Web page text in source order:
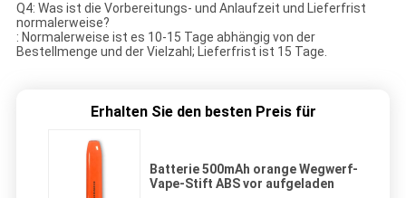
Q4: Was ist die Vorbereitungs- und Anlaufzeit und Lieferfrist
normalerweise?
: Normalerweise ist es 10-15 Tage abhängig von der
Bestellmenge und der Vielzahl; Lieferfrist ist 15 Tage.
Erhalten Sie den besten Preis für
Batterie 500mAh orange Wegwerf-
Vape-Stift ABS vor aufgeladen